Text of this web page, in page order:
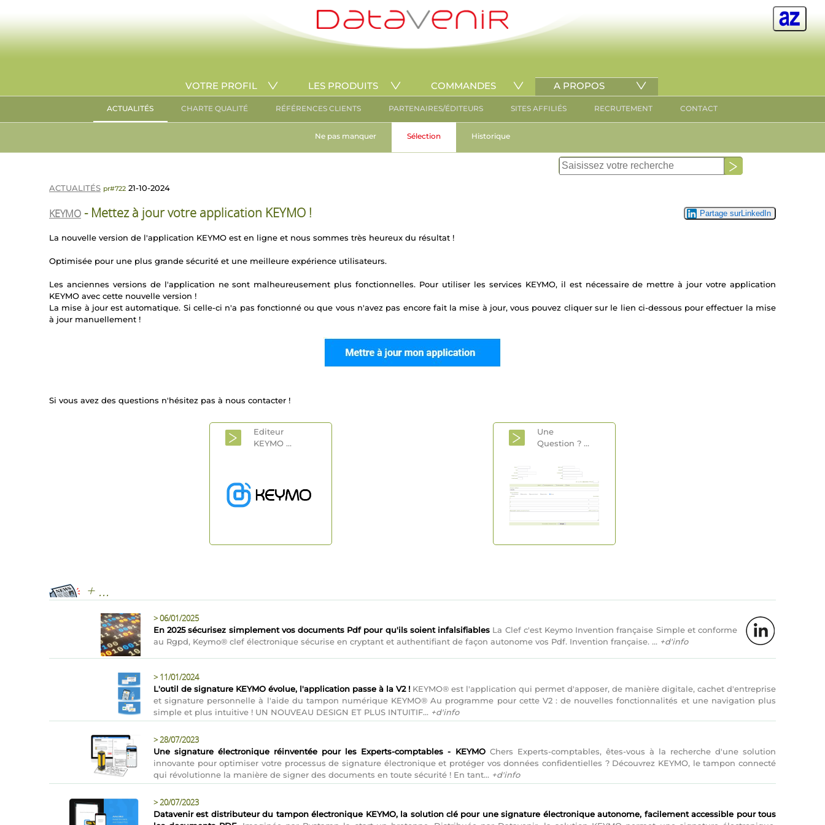
VOTRE PROFIL LES PRODUITS COMMANDES A PROPOS
ACTUALITÉS CHARTE QUALITÉ RÉFÉRENCES CLIENTS PARTENAIRES/ÉDITEURS SITES AFFILIÉS RECRUTEMENT CONTACT
Ne pas manquer Sélection Historique
ACTUALITÉS pr#722 21-10-2024
KEYMO - Mettez à jour votre application KEYMO !
La nouvelle version de l'application KEYMO est en ligne et nous sommes très heureux du résultat !
Optimisée pour une plus grande sécurité et une meilleure expérience utilisateurs.
Les anciennes versions de l'application ne sont malheureusement plus fonctionnelles. Pour utiliser les services KEYMO, il est nécessaire de mettre à jour votre application
KEYMO avec cette nouvelle version !
La mise à jour est automatique. Si celle-ci n'a pas fonctionné ou que vous n'avez pas encore fait la mise à jour, vous pouvez cliquer sur le lien ci-dessous pour effectuer la mise
à jour manuellement !
Si vous avez des questions n'hésitez pas à nous contacter !
Editeur
KEYMO ...
Une
Question ? ...
+ ...
>06/01/2025
En 2025 sécurisez simplement vos documents Pdf pour qu'ils soient infalsifiables La Clef c'est Keymo Invention française Simple et conforme
au Rgpd, Keymo® clef électronique sécurise en cryptant et authentifiant de façon autonome vos Pdf. Invention française. ... +d'info
> 11/01/2024
L'outil de signature KEYMO évolue, l'application passe à la V2 ! KEYMO® est l'application qui permet d'apposer, de manière digitale, cachet d'entreprise
et signature personnelle à l'aide du tampon numérique KEYMO® Au programme pour cette V2 : de nouvelles fonctionnalités et une navigation plus
simple et plus intuitive ! UN NOUVEAU DESIGN ET PLUS INTUITIF... +d'info
>28/07/2023
Une signature électronique réinventée pour les Experts-comptables - KEYMOChers Experts-comptables, êtes-vous à la recherche d'une solution
innovante pour optimiser votre processus de signature électronique et protéger vos données confidentielles ? Découvrez KEYMO, le tampon connecté
qui révolutionne la manière de signer des documents en toute sécurité ! En tant... +d'info
>20/07/2023
Datavenir est distributeur du tampon électronique KEYMO, la solution clé pour une signature électronique autonome, facilement accessible pour tous